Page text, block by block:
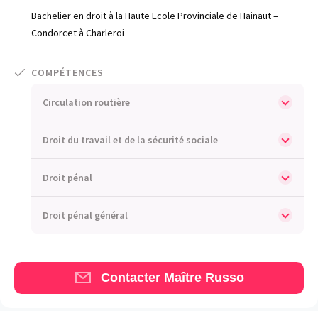
Blog
Comment nous vous aidons
Une start-up 100% indépendante
Bachelier en droit à la Haute Ecole Provinciale de Hainaut –
Condorcet à Charleroi
COMPÉTENCES
Circulation routière
Droit du travail et de la sécurité sociale
Droit pénal
Droit pénal général
Contacter Maître Russo